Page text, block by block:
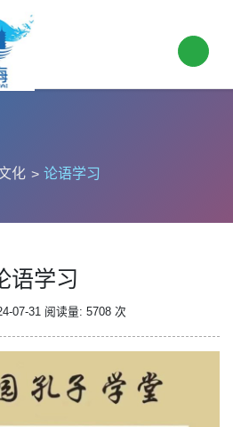
化 论语学习
语学习
07-31 阅读量: 5708 次